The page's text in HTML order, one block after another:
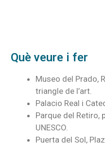
Què veure i fer
Museo del Prado,
triangle de l’art.
Palacio Real i
Parque del Retiro,
UNESCO.
Puerta del Sol,